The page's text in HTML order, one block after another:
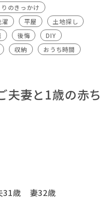
のきっかけ
濯 平屋
土地探し
後悔
DIY
収納
おうち時間
夫妻と1歳の赤ち
31歳 妻32歳